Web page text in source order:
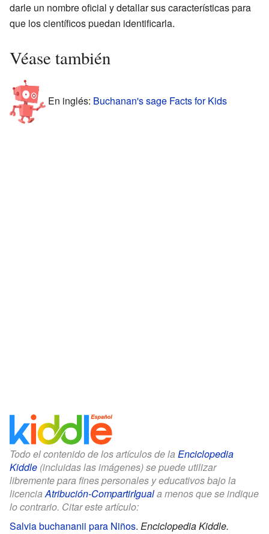
darle un nombre oficial y detallar sus características para
que los científicos puedan identificarla.
Véase también
En inglés: Buchanan's sage Facts for Kids
Todo el contenido de los artículos de la Enciclopedia
Kiddle (incluidas las imágenes) se puede utilizar
libremente para fines personales y educativos bajo la
licenciaAtribución-CompartirIguala menos que se indique
lo contrario. Citar este artículo:
Salvia buchananii para Niños. Enciclopedia Kiddle.